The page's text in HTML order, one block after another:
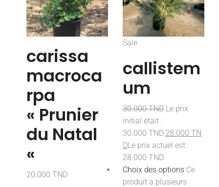
carissa
macroca
rpa
« Prunier
du Natal
«
20.000 TND
Sale
callistem
um
30.000TND Le prix
initial était :
30.000 TND.28.000 TN
DLe prix actuel est :
28.000 TND.
Choix des options Ce
produit a plusieurs